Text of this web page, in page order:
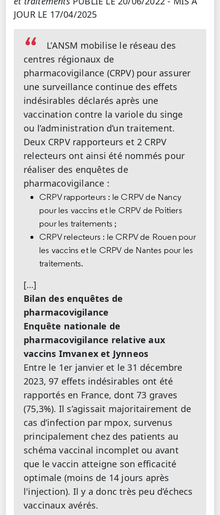
JOUR LE 17/04/2025
L’ANSM mobilise le réseau des
centres régionaux de
pharmacovigilance (CRPV) pour assurer
une surveillance continue des effets
indésirables déclarés après une
vaccination contre la variole du singe
ou l’administration d’un traitement.
Deux CRPV rapporteurs et 2 CRPV
relecteurs ont ainsi été nommés pour
réaliser des enquêtes de
pharmacovigilance :
CRPV rapporteurs : le CRPV de Nancy
pour les vaccins et le CRPV de Poitiers
pour les traitements ;
CRPV relecteurs : le CRPV de Rouen pour
les vaccins et le CRPV de Nantes pour les
traitements.
[…]
Bilan des enquêtes de
pharmacovigilance
Enquête nationale de
pharmacovigilance relative aux
vaccins Imvanex et Jynneos
Entre le 1er janvier et le 31 décembre
2023, 97 effets indésirables ont été
rapportés en France, dont 73 graves
(75,3%). Il s’agissait majoritairement de
cas d’infection par mpox, survenus
principalement chez des patients au
schéma vaccinal incomplet ou avant
que le vaccin atteigne son efficacité
optimale (moins de 14 jours après
l'injection). Il y a donc très peu d’échecs
vaccinaux avérés.